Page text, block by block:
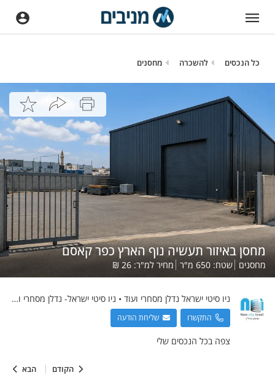
כל הנכסים להשכרה מחסנים
הקודם הבא
מחסן באיזור תעשיה נוף הארץ כפר קאסם
מחסנים שטח: 650 מ"ר מחיר למ"ר: 26
₪
ניו סיטי ישראל נדלן מסחרי ועוד • ניו סיטי ישראל- נדלן מסחרי ועוד
התקשרו שליחת הודעה
צפה בכל הנכסים שלי